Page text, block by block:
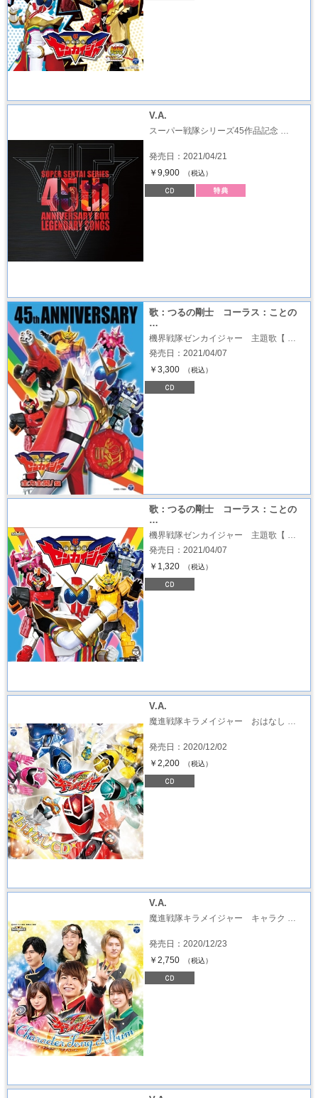
V.A.
スーパー戦隊シリーズ45作品記念 …
発売日：2021/04/21
￥9,900
（税込）
歌：つるの剛士 コーラス：ことの
…
機界戦隊ゼンカイジャー 主題歌【 …
発売日：2021/04/07
￥3,300
（税込）
歌：つるの剛士 コーラス：ことの
…
機界戦隊ゼンカイジャー 主題歌【 …
発売日：2021/04/07
￥1,320
（税込）
V.A.
魔進戦隊キラメイジャー おはなし …
発売日：2020/12/02
￥2,200
（税込）
V.A.
魔進戦隊キラメイジャー キャラク …
発売日：2020/12/23
￥2,750
（税込）